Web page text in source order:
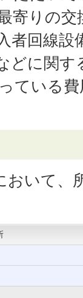
寄りの
者回線設
どに関
ている
おいて、